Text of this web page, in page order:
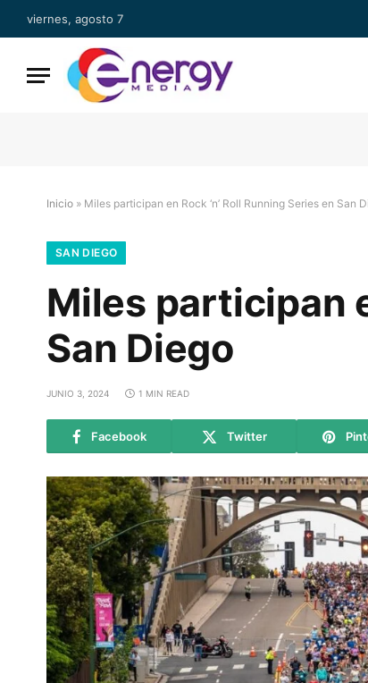
viernes, agosto 7
Inicio » Miles participan en Rock ‘n’ Roll Running Series en San
SAN DIEGO
Miles participan
San Diego
JUNIO 3, 2024 1 MIN READ
Facebook Twitter